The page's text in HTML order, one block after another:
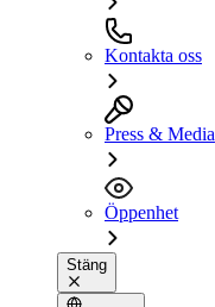
Kontakta oss
Press & Media
Öppenhet
Stäng